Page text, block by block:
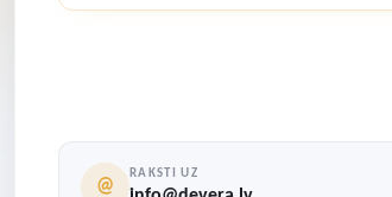
@
RAKSTI UZ